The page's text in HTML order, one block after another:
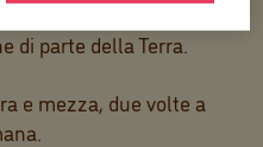
di parte della Terra.
e mezza, due volte a